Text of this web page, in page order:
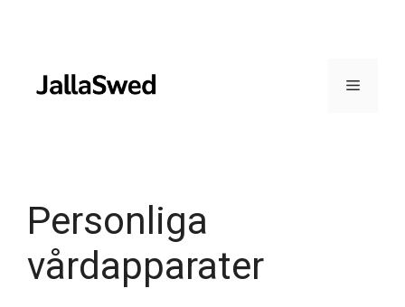
Menu
Personliga
vårdapparater